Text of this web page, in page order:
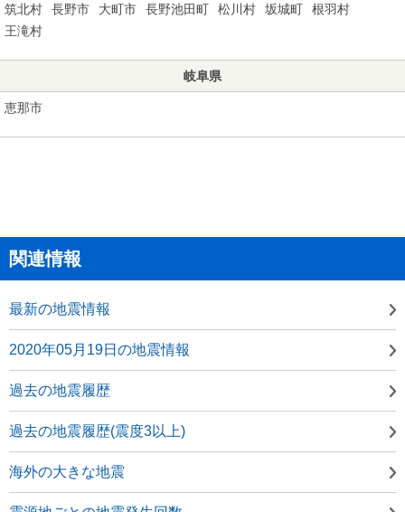
筑北村
長野市 大町市 長野池田町 松川村 坂城町
根羽村
王滝村
岐阜県
恵那市
関連情報
最新の地震情報
2020年05月19日の地震情報
過去の地震履歴
過去の地震履歴(震度3以上)
海外の大きな地震